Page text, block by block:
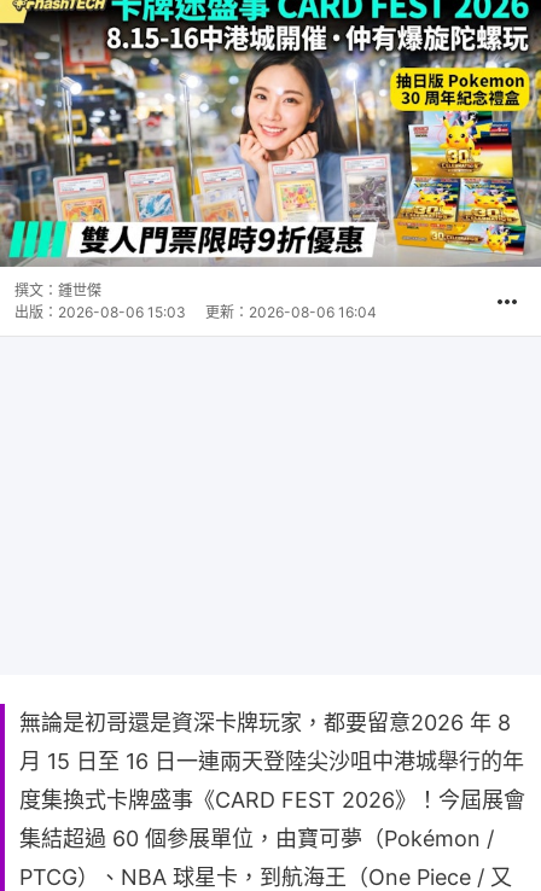
撰文： 鍾世傑
出版： 2026-08-06 15:03 更新： 2026-08-06 16:04
無論是初哥還是資深卡牌玩家，都要留意2026 年 8
月 15 日至 16 日一連兩天登陸尖沙咀中港城舉行的年
度集換式卡牌盛事《CARD FEST 2026》！今屆展會
集結超過 60 個參展單位，由寶可夢（Pokémon /
PTCG）、NBA 球星卡，到航海王（One Piece / 又